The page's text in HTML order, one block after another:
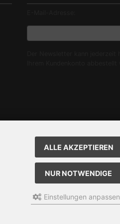
ALLE AKZEPTIEREN
NUR NOTWENDIGE
Einstellungen anpassen